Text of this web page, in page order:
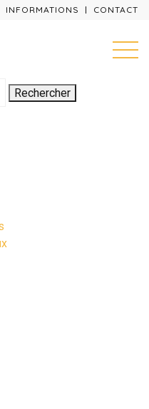
INFORMATIONS CONTACT